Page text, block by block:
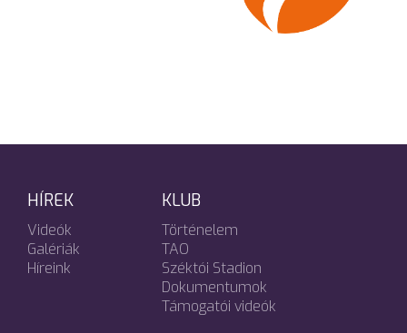
HÍREK
Videók
Galériák
Híreink
KLUB
Történelem
TAO
Széktói Stadion
Dokumentumok
Támogatói videók